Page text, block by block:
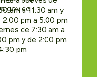
am a 11:30 am y
2:00 pm a 5:00 pm
de 7:30 am a
pm y de 2:00 pm
pm